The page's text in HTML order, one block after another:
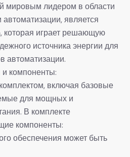
мировым лидером в области
является
которая играет решающую
источника энергии для
автоматизации.
компоненты:
включая базовые
для мощных и
В комплекте
компоненты:
обеспечения может быть